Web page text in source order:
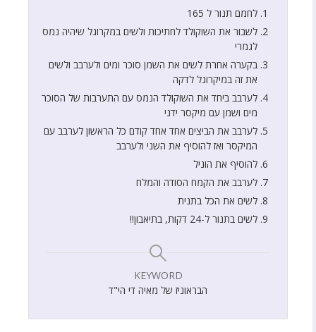
לחמם תנור ל 165
לשבור את השוקולד לחתיכות ולשים במקרוגל שיהיה נמס
לגמרי
בקערה אחרת לשים את השמן סוכר ומים ולערבב ולשים
את זה במיקרוגל לדקה
לערבב ביחד את השוקולד הנמס עם התערבות של הסוכר
מים ושמן עם מיקסר ידני
לערבב את הביצים אחד אחד קודם כל הראשון לערבב עם
המיקסר ואז להוסיף את השני ולערבב
להוסיף את הוניל
לערבב את הקמח הסודה והמלח
לשים את הכל בתנית
לשים בתנור ל-24 דקות, בתיאבון!!
KEYWORD
הבראוניז של מאיה די הי"ד